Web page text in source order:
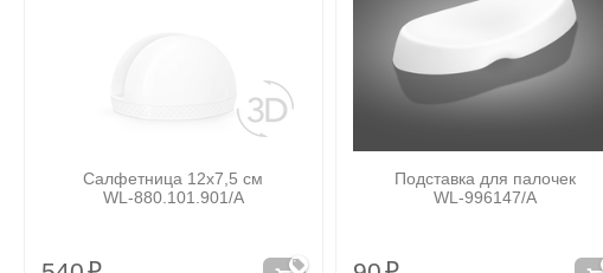
Салфетница 12x7,5 см
WL‑880.101.901/A
Подставка для палочек
WL‑996147/A